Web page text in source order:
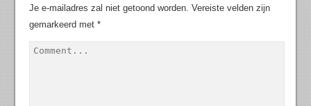
Je e-mailadres zal niet getoond worden. Vereiste velden zijn
gemarkeerd met*